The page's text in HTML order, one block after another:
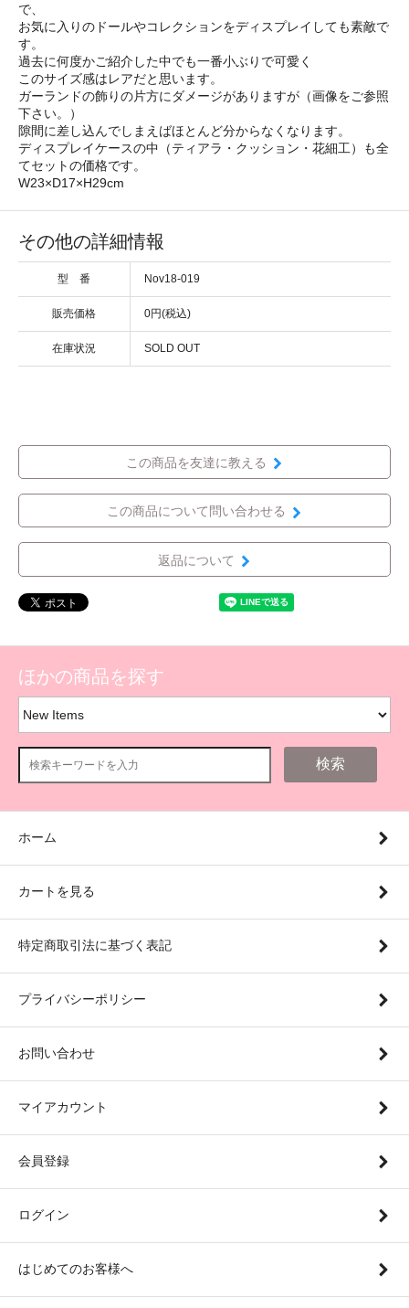
で、
お気に入りのドールやコレクションをディスプレイしても素敵で
す。
過去に何度かご紹介した中でも一番小ぶりで可愛く
このサイズ感はレアだと思います。
ガーランドの飾りの片方にダメージがありますが（画像をご参照
下さい。）
隙間に差し込んでしまえばほとんど分からなくなります。
ディスプレイケースの中（ティアラ・クッション・花細工）も全
てセットの価格です。
W23×D17×H29cm
その他の詳細情報
型 番 Nov18-019
販売価格 0円(税込)
在庫状況 SOLD OUT
この商品を友達に教える
この商品について問い合わせる
返品について
ほかの商品を探す
検索
ホーム
カートを見る
特定商取引法に基づく表記
プライバシーポリシー
お問い合わせ
マイアカウント
会員登録
ログイン
はじめてのお客様へ